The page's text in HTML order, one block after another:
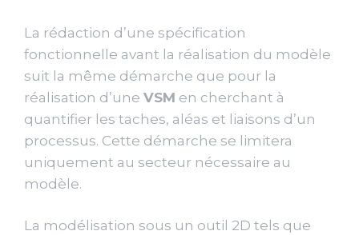
La rédaction d’une spécification
fonctionnelle avant la réalisation du modèle
suit la même démarche que pour la
réalisation d’une VSM en cherchant à
quantifier les taches, aléas et liaisons d’un
processus. Cette démarche se limitera
uniquement au secteur nécessaire au
modèle.
La modélisation sous un outil 2D tels que